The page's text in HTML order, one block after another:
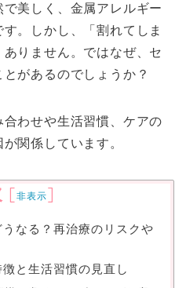
美しく、金属アレルギー
。しかし、「割れてしま
りません。ではなぜ、セ
があるのでしょうか？
わせや生活習慣、ケアの
関係しています。
[非表示]
なる？再治療のリスクや
と生活習慣の見直し